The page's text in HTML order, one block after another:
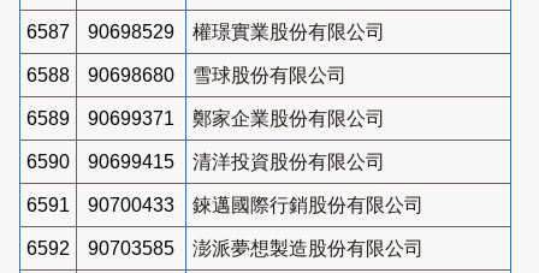
6587 90698529 權璟實業股份有限公司
6588 90698680 雪球股份有限公司
6589 90699371 鄭家企業股份有限公司
6590 90699415 清洋投資股份有限公司
6591 90700433 錸邁國際行銷股份有限公司
6592 90703585 澎派夢想製造股份有限公司